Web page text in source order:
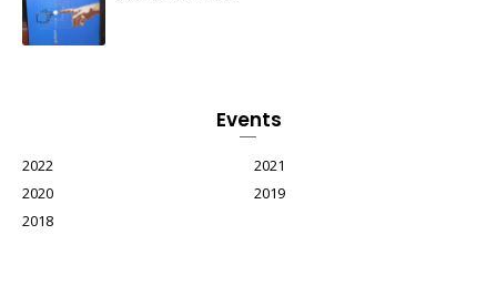
Events
2022
2021
2020
2019
2018